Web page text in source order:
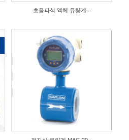
초음파식 액체 유량계...